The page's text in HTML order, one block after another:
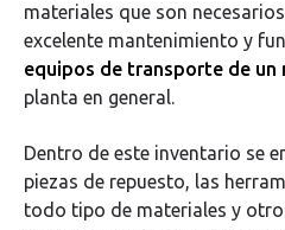
materiales que son
excelente mantenimiento y
equipos de transporte de un
planta en general.
Dentro de este inventario se
piezas de repuesto, las
todo tipo de materiales y